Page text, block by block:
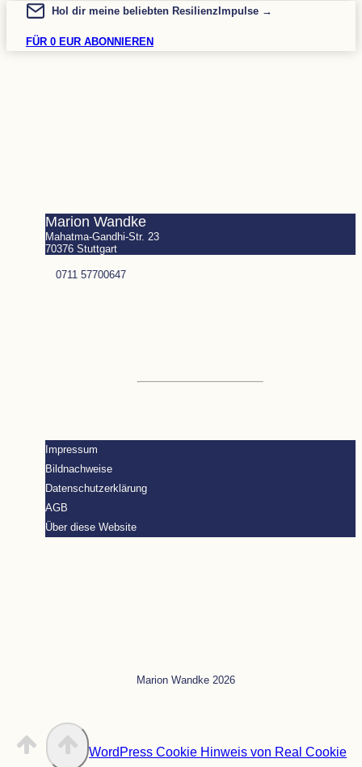
Hol dir meine beliebten ResilienzImpulse →
FÜR 0 EUR ABONNIEREN
Marion Wandke
Mahatma-Gandhi-Str. 23
70376 Stuttgart
0711 57700647
Impressum
Bildnachweise
Datenschutzerklärung
AGB
Über diese Website
Marion Wandke 2026
WordPress Cookie Hinweis von Real Cookie